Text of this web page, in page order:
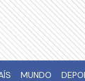
MUNDO